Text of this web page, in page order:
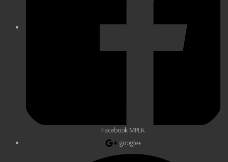
Facebook MPLK
google+